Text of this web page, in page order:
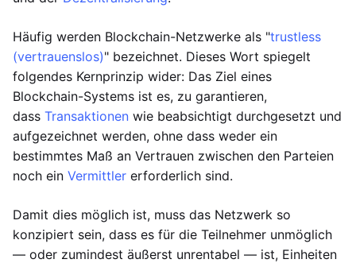
Häufig werden Blockchain-Netzwerke als "trustless
(vertrauenslos)" bezeichnet. Dieses Wort spiegelt
folgendes Kernprinzip wider: Das Ziel eines
Blockchain-Systems ist es, zu garantieren,
dass Transaktionen wie beabsichtigt durchgesetzt und
aufgezeichnet werden, ohne dass weder ein
bestimmtes Maß an Vertrauen zwischen den Parteien
noch ein Vermittler erforderlich sind.
Damit dies möglich ist, muss das Netzwerk so
konzipiert sein, dass es für die Teilnehmer unmöglich
— oder zumindest äußerst unrentabel — ist, Einheiten